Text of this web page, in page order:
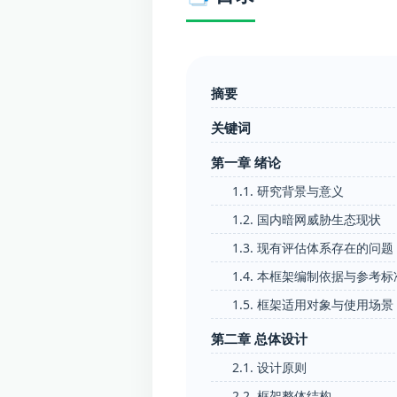
摘要
关键词
第一章 绪论
1.1. 研究背景与意义
1.2. 国内暗网威胁生态现状
1.3. 现有评估体系存在的问题
1.4. 本框架编制依据与参考标
1.5. 框架适用对象与使用场景
第二章 总体设计
2.1. 设计原则